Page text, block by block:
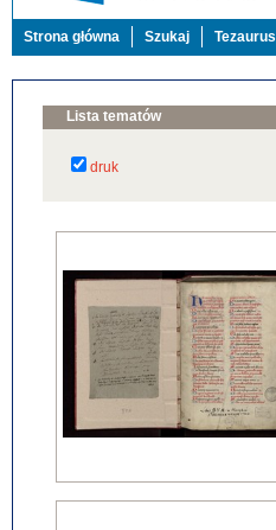
Strona główna Szukaj Tezaurus
Lista tematów
druk